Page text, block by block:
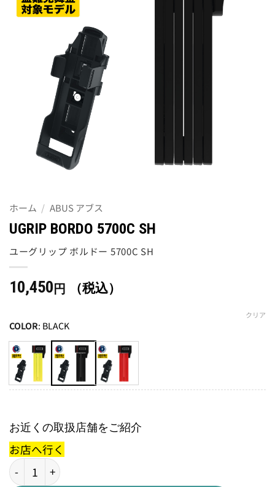
ホーム / ABUS アブス
UGRIP BORDO 5700C SH
ユーグリップ ボルドー 5700C SH
10,450 円 （税込）
COLOR: BLACK
クリア
お近くの取扱店舗をご紹介
お店へ行く
UGRIP BORDO 5700C SHユーグリップ ボルドー 5700C SH